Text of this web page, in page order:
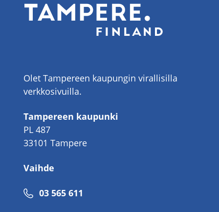
Olet Tampereen kaupungin virallisilla
verkkosivuilla.
Tampereen kaupunki
PL 487
33101 Tampere
Vaihde
Puhelinnumero
03 565 611